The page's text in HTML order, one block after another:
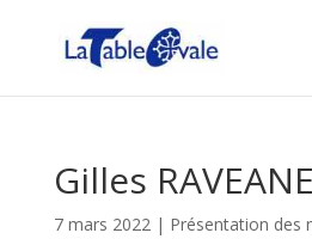
Gilles
7 mars 2022| Présentation des